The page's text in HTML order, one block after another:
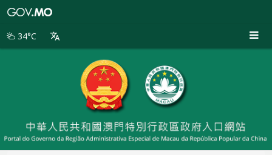
別
34°C